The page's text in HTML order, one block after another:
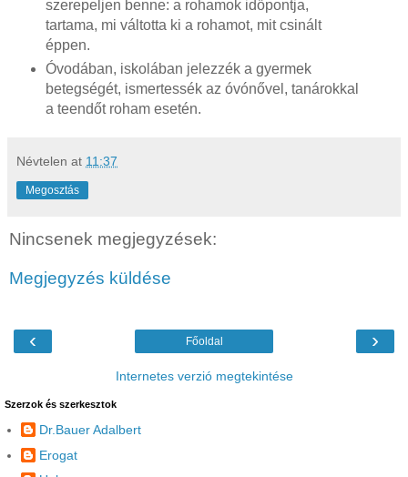
szerepeljen benne: a rohamok időpontja,
tartama, mi váltotta ki a rohamot, mit csinált
éppen.
Óvodában, iskolában jelezzék a gyermek
betegségét, ismertessék az óvónővel, tanárokkal
a teendőt roham esetén.
Névtelen at 11:37
Megosztás
Nincsenek megjegyzések:
Megjegyzés küldése
‹ ›
Főoldal
Internetes verzió megtekintése
Szerzok és szerkesztok
Dr.Bauer Adalbert
Erogat